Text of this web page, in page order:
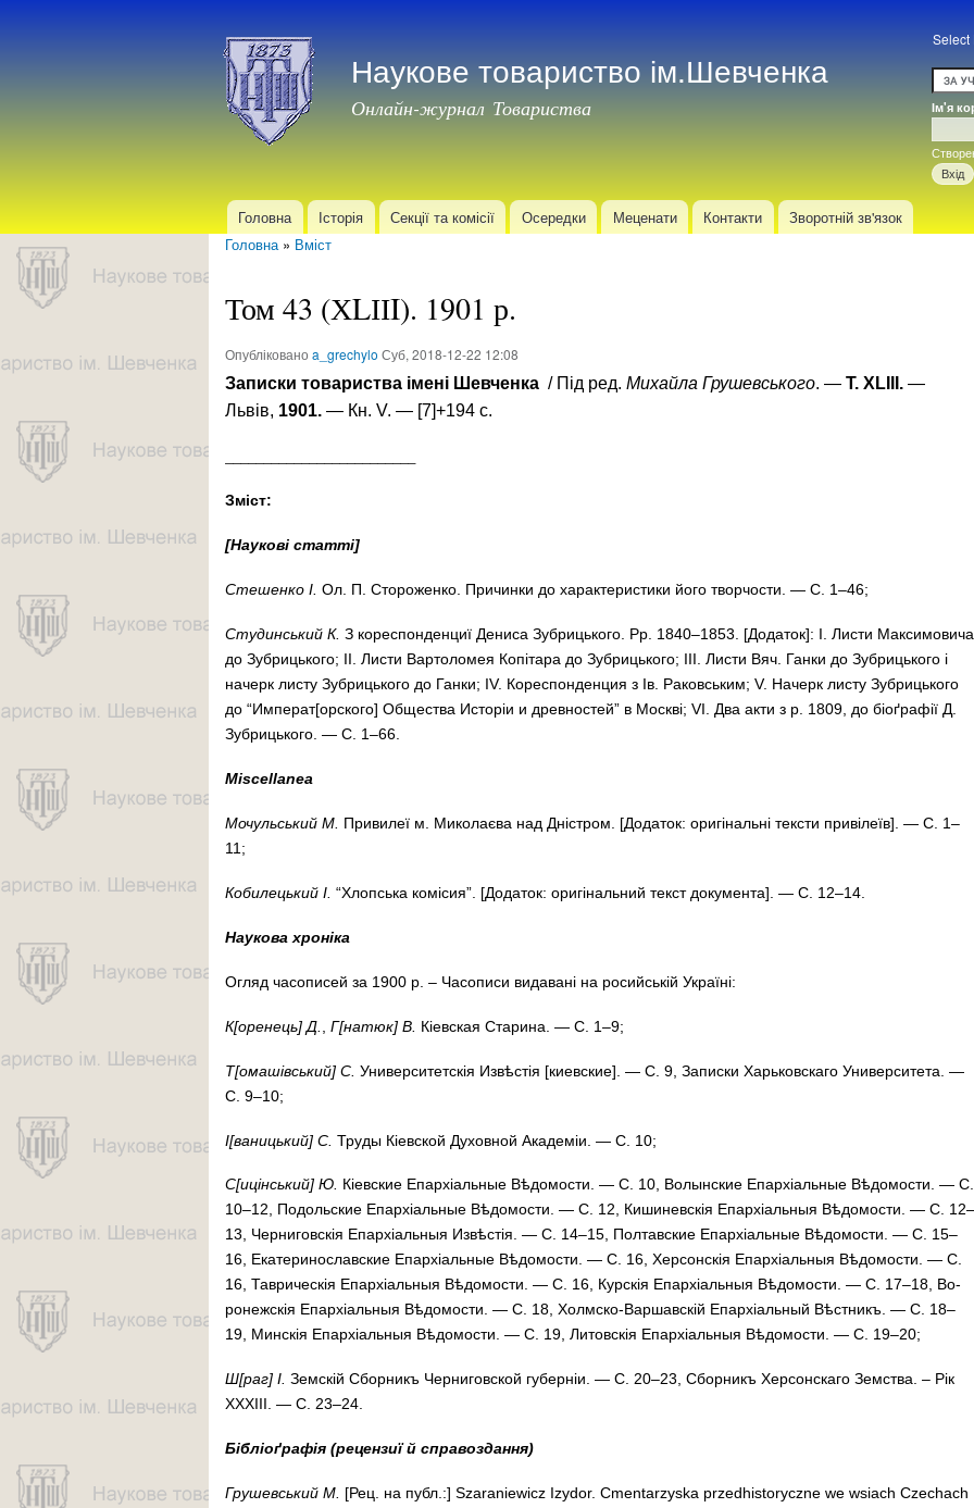
основного
матеріалу
Наукове товариство ім.Шевченка
Онлайн-журнал Товариства
Select
Вхід
Ім'я
Головне меню
Головна Історія Секції та комісії Осередки Меценати Контакти Зворотній зв'язок
Головна» Вміст
Том 43 (ХLІІI). 1901 р.
Опубліковано a_grechylo Суб, 2018-12-22 12:08
Записки товариства імені Шевченка / Під ред. Михайла Грушевського. — Т. Х LIII . —
Львів, 1901. — Кн. V. — [7]+194 с.
Зміст:
[Наукові статті]
Сте­шен­ко І. Ол. П. Сто­ро­жен­ко. При­чин­ки до ха­рак­те­рис­ти­ки йо­го твор­чос­ти. — С. 1–46;
Сту­дин­ський К. З ко­рес­пон­ден­циї Де­ни­­са Зуб­риць­ко­го. Рр. 1840–1853. [Додаток]: I. Листи Максимовича
до Зуб­риць­кого; II. Листи Вартоломея Копітара до Зубрицького; III. Лис­ти Вяч. Ган­ки до Зуб­рицького і
начерк листу Зубрицького до Ган­ки; IV. Ко­респонденция з Ів. Ра­ковським; V. Начерк листу Зубрицького
до “Им­пе­рат[орского] Общества Исто­ріи и древ­ностей” в Москві; VI. Два акти з р. 1809, до біоґрафії Д.
Зубрицького. — С. 1–66.
Miscellanea
Мо­чуль­ський М. При­ви­леї м. Ми­ко­ла­є­ва над Дніс­тром. [Додаток: оригінальні тексти привілеїв]. — С. 1–
11;
Ко­би­лець­кий І. “Хлоп­­ська ко­мі­сия”. [Додаток: оригінальний текст документа]. — С. 12–14.
Наукова хроніка
Ог­ляд ча­со­пи­сей за 1900 р. – Ча­со­пи­си ви­да­ва­ні на ро­сий­ській Ук­ра­ї­ні:
К[оре­нець] Д. Г[на­тюк] В. Кіевская Ста­ри­на. — С. 1–9;
Т[ома­шів­ський] С. Уни­вер­си­тет­скія Из­вѣс­тія [ки­ев­ские]. — С. 9, За­пис­ки Харь­ков­ска­го Уни­вер­си­те­та. —
С. 9–10;
І[ваницький] С. Тру­ды Кі­ев­ской Ду­хов­ной Ака­де­міи. — С. 10;
С[ицінський] Ю. Кі­ев­ские Епархіальные Вѣ­до­мости. — С. 10, Во­лын­ские Епархіальные Вѣдомости. — С.
10–12, По­доль­ские Епар­хіальные Вѣдомости. — С. 12, Ки­ши­нев­скія Епархіальныя Вѣдомости. — С. 12–
13, Чер­­ни­гов­скія Епар­хі­аль­ныя Извѣстія. — С. 14–15, Пол­тав­ские Епархі­аль­ные Вѣдо­мости. — С. 15–
16, Ека­те­ри­нос­лав­ские Епархіальные Вѣдомости. — С. 16, Хер­сон­скія Епархіальныя Вѣдомости. — С.
16, Тав­ри­чес­кія Епархіальныя Вѣдомости. — С. 16, Кур­­скія Епархіальныя Вѣдомости. — С. 17–18, Во­
ро­неж­скія Епархіальныя Вѣдо­мос­ти. — С. 18, Хол­мско-Вар­шав­скій Епархіальный Вѣстникъ. — С. 18–
19, Мин­­скія Епархіальныя Вѣдомости. — С. 19, Ли­тов­скія Епархіальныя Вѣдомости. — С. 19–20;
Ш[раг] І. Зем­скій Сбор­никъ Чер­ни­гов­ской гу­бер­ніи. — С. 20–23, Cбор­­никъ Хер­сон­ска­го Зем­ства. – Рік
XXXIII. — С. 23–24.
Бібліоґрафія (рецензиї й справоздання)
Гру­шев­ський М. [Рец. на публ.:] Szaraniewicz Izy­dor. Cmen­tar­zys­ka przedhis­to­ryczne we wsiach Cze­chach